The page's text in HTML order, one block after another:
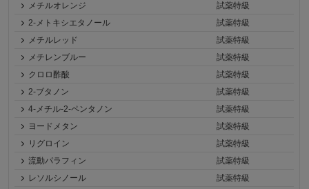
メチルオレンジ
試薬特級
2-メトキシエタノール
試薬特級
メチルレッド
試薬特級
メチレンブルー
試薬特級
クロロ酢酸
試薬特級
2-ブタノン
試薬特級
4-メチル-2-ペンタノン
試薬特級
ヨードメタン
試薬特級
リグロイン
試薬特級
流動パラフィン
試薬特級
レソルシノール
試薬特級